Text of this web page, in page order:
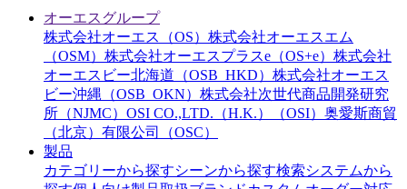
オーエスグループ
株式会社オーエス（OS） 株式会社オーエスエム
（OSM） 株式会社オーエスプラスe（OS+e） 株式会社
オーエスビー北海道（OSB_HKD） 株式会社オーエス
ビー沖縄（OSB_OKN） 株式会社次世代商品開発研究
所（NJMC） OSI CO.,LTD.（H.K.）（OSI） 奥愛斯商貿
（北京）有限公司（OSC）
製品
カテゴリーから探すシーンから探す検索システムから